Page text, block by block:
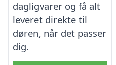
dagligvarer og få alt
leveret direkte til
døren, når det passer
dig.